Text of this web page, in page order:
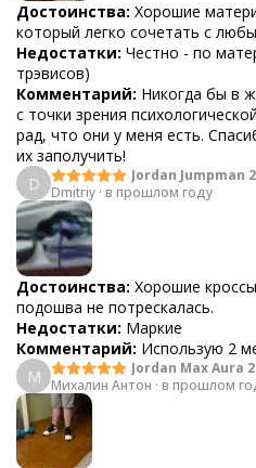
Достоинства: Хорошие
который легко сочетать с
Недостатки: Честно - по
трэвисов)
Комментарий: Никогда бы в
с точки зрения
рад, что они у меня есть.
их заполучить!
D
Jordan Jumpman
Dmitriy · в прошлом году
Достоинства: Хорошие
подошва не потрескалась.
Недостатки: Маркие
Комментарий: Использую 2
М
Jordan Max Aura 2
Михалин Антон · в прошлом